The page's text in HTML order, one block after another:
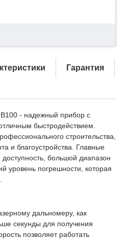
Гарантия
- надежный прибор с
быстродействием.
строительства,
и благоустройства. Главные
большой диапазон
уровень погрешности, которая
дальномеру, как
секунды для получения
позволяет работать